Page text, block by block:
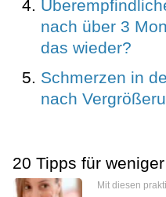
nach über 3
das wieder?
Schmerzen in
nach
20 Tipps für
Mit diesen